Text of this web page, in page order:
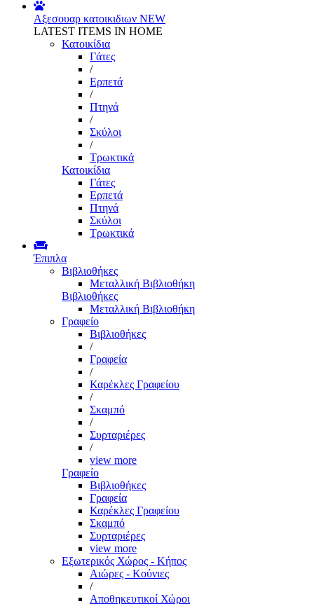
Αξεσουαρ κατοικιδιων NEW
LATEST ITEMS IN HOME
Κατοικίδια
Γάτες
/
Ερπετά
/
Πτηνά
/
Σκύλοι
/
Τρωκτικά
Κατοικίδια
Γάτες
Ερπετά
Πτηνά
Σκύλοι
Τρωκτικά
Έπιπλα
Βιβλιοθήκες
Μεταλλική Βιβλιοθήκη
Βιβλιοθήκες
Μεταλλική Βιβλιοθήκη
Γραφείο
Βιβλιοθήκες
/
Γραφεία
/
Καρέκλες Γραφείου
/
Σκαμπό
/
Συρταριέρες
/
view more
Γραφείο
Βιβλιοθήκες
Γραφεία
Καρέκλες Γραφείου
Σκαμπό
Συρταριέρες
view more
Εξωτερικός Χώρος - Κήπος
Αιώρες - Κούνιες
/
Αποθηκευτικοί Χώροι